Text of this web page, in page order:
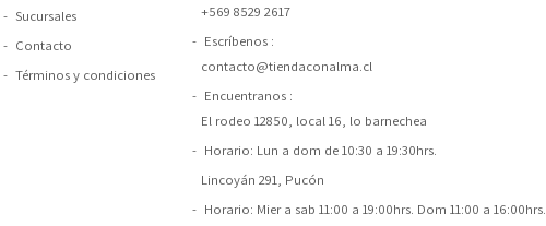
Sucursales
Contacto
Términos y condiciones
+569 8529 2617
Escríbenos
contacto@tiendaconalma.cl
Encuentranos
El rodeo 12850, local 16, lo barnechea
Horario: Lun a dom de 10:30 a 19:30hrs.
Lincoyán 291, Pucón
Horario: Mier a sab 11:00 a 19:00hrs. Dom 11:00 a 16:00hrs.